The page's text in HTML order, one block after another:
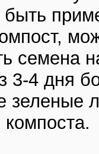
семена
3-4 дня
зеленые
компоста.